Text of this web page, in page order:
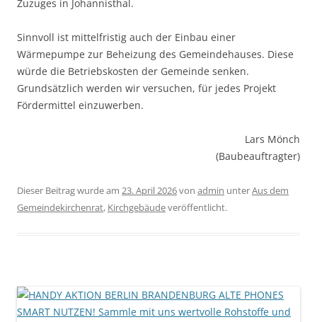
Zuzuges in Johannisthal.
Sinnvoll ist mittelfristig auch der Einbau einer
Wärmepumpe zur Beheizung des Gemeindehauses. Diese
würde die Betriebskosten der Gemeinde senken.
Grundsätzlich werden wir versuchen, für jedes Projekt
Fördermittel einzuwerben.
Lars Mönch
(Baubeauftragter)
Dieser Beitrag wurde am 23. April 2026von admin unterAus dem
Gemeindekirchenrat, Kirchgebäudeveröffentlicht.